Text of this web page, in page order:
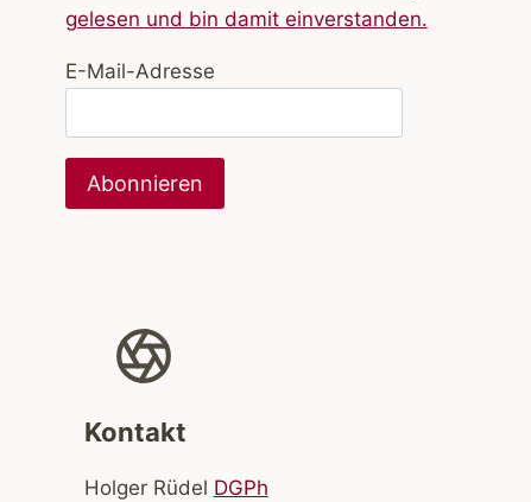
gelesen und bin damit einverstanden.
E-Mail-Adresse
Kontakt
Holger Rüdel DGPh